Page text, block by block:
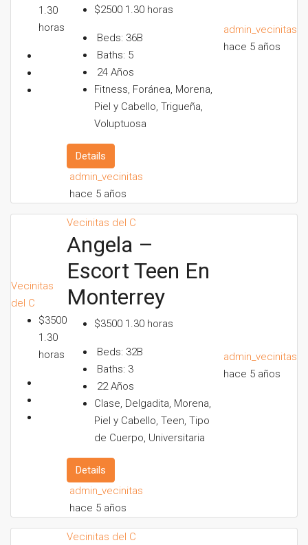
1.30
horas
$2500 1.30 horas
Beds: 36B
Baths: 5
24 Años
Fitness, Foránea, Morena,
Piel y Cabello, Trigueña,
Voluptuosa
Details
admin_vecinitas
hace 5 años
admin_vecinitas
hace 5 años
Vecinitas
del C
$3500
1.30
horas
Vecinitas del C
Angela –
Escort Teen En
Monterrey
$3500 1.30 horas
Beds: 32B
Baths: 3
22 Años
Clase, Delgadita, Morena,
Piel y Cabello, Teen, Tipo
de Cuerpo, Universitaria
Details
admin_vecinitas
hace 5 años
admin_vecinitas
hace 5 años
Vecinitas del C